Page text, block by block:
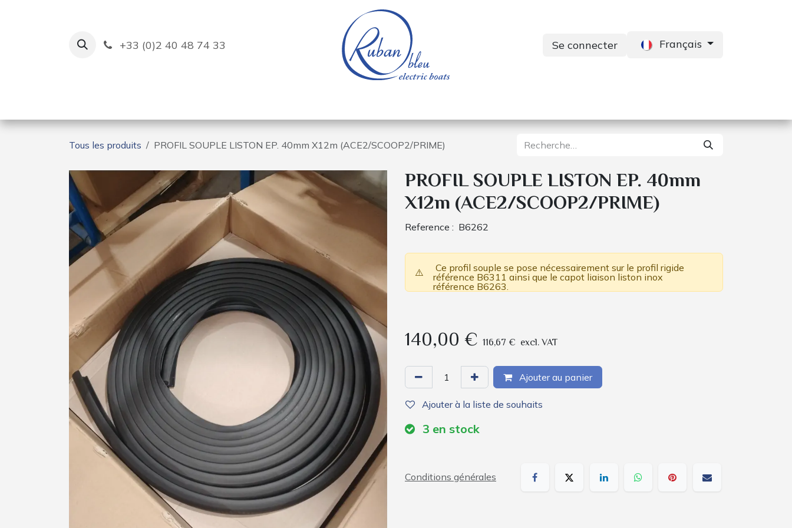
+33 (0)2 40 48 74 33 Se connecter Français
Tous les produits PROFIL SOUPLE LISTON EP. 40mm X12m (ACE2/SCOOP2/PRIME)
PROFIL SOUPLE LISTON EP. 40mm
X12m (ACE2/SCOOP2/PRIME)
Reference : B6262
⚠️
Ce profil souple se pose nécessairement sur le profil rigide
référence B6311 ainsi que le capot liaison liston inox
référence B6263.
140,00 € 116,67 € excl. VAT
Ajouter au panier
Ajouter à la liste de souhaits
3 en stock
Conditions générales